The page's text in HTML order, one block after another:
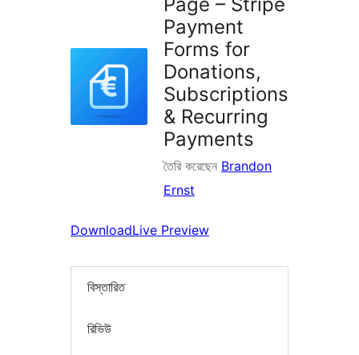
Payment
Forms for
Donations,
Subscriptions
& Recurring
Payments
তৈরি করেছেন Brandon
Ernst
DownloadLive Preview
বিস্তারিত
রিভিউ